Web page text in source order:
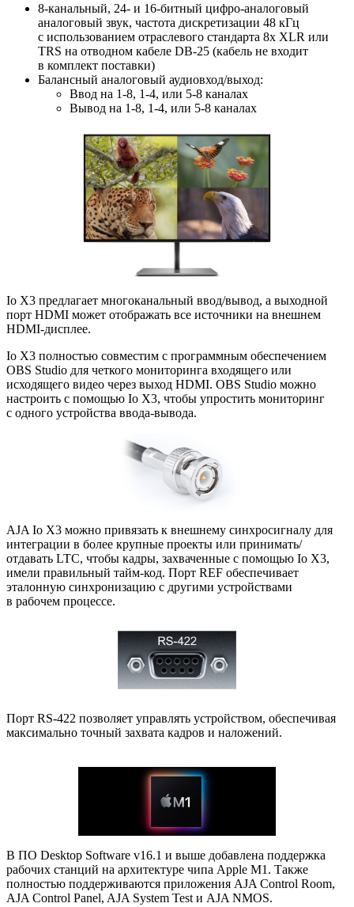
8-канальный, 24- и 16-битный цифро-аналоговый
аналоговый звук, частота дискретизации 48 кГц
с использованием отраслевого стандарта 8x XLR или
TRS на отводном кабеле DB-25 (кабель не входит
в комплект поставки)
Балансный аналоговый аудиовход/выход:
Ввод на 1-8, 1-4, или 5-8 каналах
Вывод на 1-8, 1-4, или 5-8 каналах
Io X3 предлагает многоканальный ввод/вывод, а выходной
порт HDMI может отображать все источники на внешнем
HDMI-дисплее.
Io X3 полностью совместим с программным обеспечением
OBS Studio для четкого мониторинга входящего или
исходящего видео через выход HDMI. OBS Studio можно
настроить с помощью Io X3, чтобы упростить мониторинг
с одного устройства ввода-вывода.
AJA Io X3 можно привязать к внешнему синхросигналу для
интеграции в более крупные проекты или принимать/
отдавать LTC, чтобы кадры, захваченные с помощью Io X3,
имели правильный тайм-код. Порт REF обеспечивает
эталонную синхронизацию с другими устройствами
в рабочем процессе.
Порт RS-422 позволяет управлять устройством, обеспечивая
максимально точный захвата кадров и наложений.
В ПО Desktop Software v16.1 и выше добавлена поддержка
рабочих станций на архитектуре чипа Apple M1. Также
полностью поддерживаются приложения AJA Control Room,
AJA Control Panel, AJA System Test и AJA NMOS.